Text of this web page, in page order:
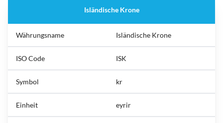
Isländische Krone
Währungsname Isländische Krone
ISO Code ISK
Symbol kr
Einheit eyrir